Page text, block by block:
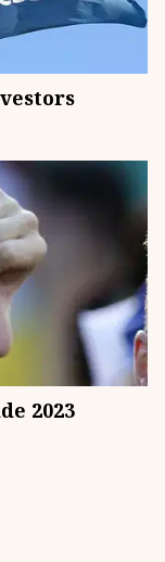
2023